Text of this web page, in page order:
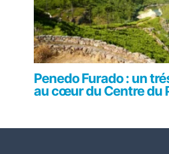
Penedo Furado : un
au cœur du Centre du